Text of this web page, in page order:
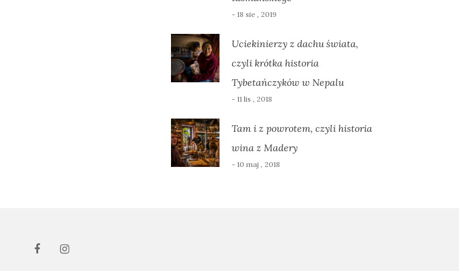
- 18 sie , 2019
Uciekinierzy z dachu świata,
czyli krótka historia
Tybetańczyków w Nepalu
- 11 lis , 2018
Tam i z powrotem, czyli historia
wina z Madery
- 10 maj , 2018